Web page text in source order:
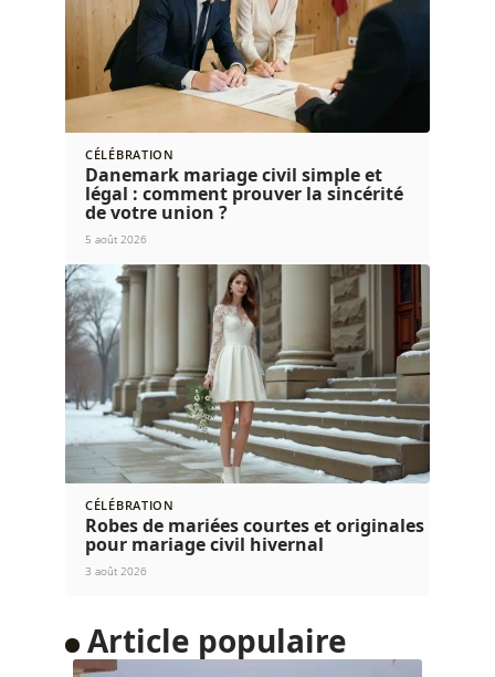
CÉLÉBRATION
Danemark mariage civil simple et
légal : comment prouver la sincérité
de votre union ?
5 août 2026
CÉLÉBRATION
Robes de mariées courtes et originales
pour mariage civil hivernal
3 août 2026
Article populaire